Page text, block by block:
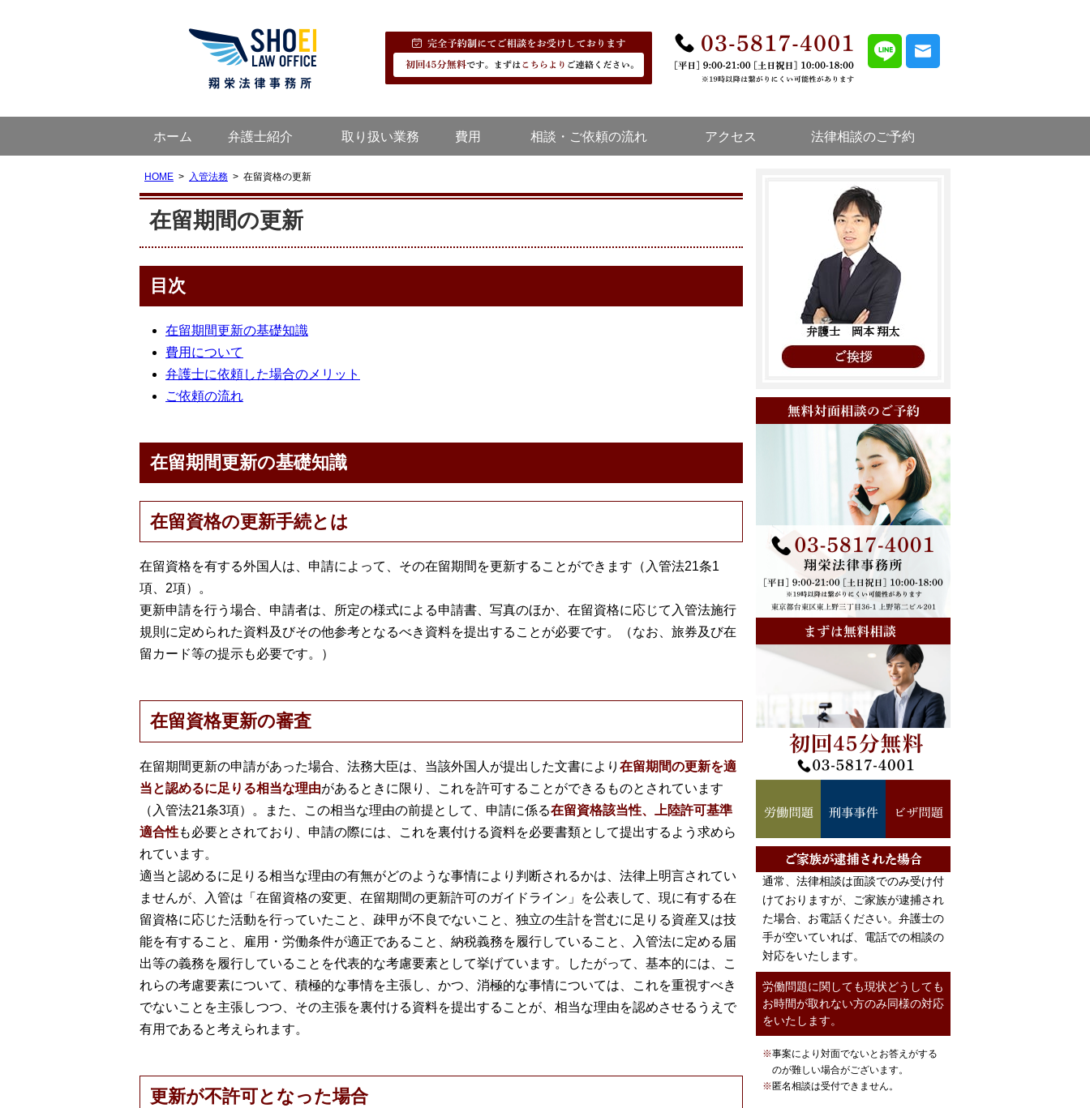
ご希望の場合可能な限り対応いたします
時間外・当日・土日祝日のご相談
お電話で 弁護士岡本宛 とお申し付けく
翔栄法律事務所
ホーム 弁護士紹介 取り扱い業務 費用 相談・ご依頼の流れ アクセス 法律相談のご予約
HOME 入管法務 在留資格の更新
在留期間の更新
目次
在留期間更新の基礎知識
費用について
弁護士に依頼した場合のメリット
ご依頼の流れ
在留期間更新の基礎知識
在留資格の更新手続とは
在留資格を有する外国人は、申請によって、その在留期間を更新することができます（入管法21条1
項、2項）。
更新申請を行う場合、申請者は、所定の様式による申請書、写真のほか、在留資格に応じて入管法施行
規則に定められた資料及びその他参考となるべき資料を提出することが必要です。（なお、旅券及び在
留カード等の提示も必要です。）
在留資格更新の審査
在留期間更新の申請があった場合、法務大臣は、当該外国人が提出した文書により 在留期間の更新を適
当と認めるに足りる相当な理由があるときに限り、これを許可することができるものとされています
（入管法21条3項）。また、この相当な理由の前提として、申請に係る在留資格該当性、上陸許可基準
適合性も必要とされており、申請の際には、これを裏付ける資料を必要書類として提出するよう求めら
れています。
適当と認めるに足りる相当な理由の有無がどのような事情により判断されるかは、法律上明言されてい
ませんが、入管は「在留資格の変更、在留期間の更新許可のガイドライン」を公表して、現に有する在
留資格に応じた活動を行っていたこと、疎甲が不良でないこと、独立の生計を営むに足りる資産又は技
能を有すること、雇用・労働条件が適正であること、納税義務を履行していること、入管法に定める届
出等の義務を履行していることを代表的な考慮要素として挙げています。したがって、基本的には、こ
れらの考慮要素について、積極的な事情を主張し、かつ、消極的な事情については、これを重視すべき
でないことを主張しつつ、その主張を裏付ける資料を提出することが、相当な理由を認めさせるうえで
有用であると考えられます。
更新が不許可となった場合
通常、法律相談は面談でのみ受け付
けておりますが、ご家族が逮捕され
た場合、お電話ください。弁護士の
手が空いていれば、電話での相談の
対応をいたします。
労働問題に関しても現状どうしても
お時間が取れない方のみ同様の対応
をいたします。
※事案により対面でないとお答えがする
のが難しい場合がございます。
※匿名相談は受付できません。